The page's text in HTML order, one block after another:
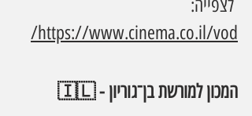
https://www.cinema.co.il/vod/
🇮🇱 המכון למורשת בן־גוריון -